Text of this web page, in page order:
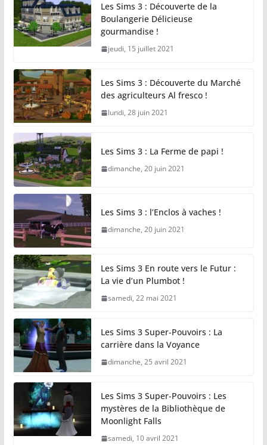
Les Sims 3 : Découverte de la
Boulangerie Délicieuse
gourmandise !
jeudi, 15 juillet 2021
Les Sims 3 : Découverte du Marché
des agriculteurs Al fresco !
lundi, 28 juin 2021
Les Sims 3 : La Ferme de papi !
dimanche, 20 juin 2021
Les Sims 3 : l’Enclos à vaches !
dimanche, 20 juin 2021
Les Sims 3 En route vers le Futur :
La vie d’un Plumbot !
samedi, 22 mai 2021
Les Sims 3 Super-Pouvoirs : La
carrière dans la Voyance
dimanche, 25 avril 2021
Les Sims 3 Super-Pouvoirs : Les
mystères de la Bibliothèque de
Moonlight Falls
samedi, 10 avril 2021